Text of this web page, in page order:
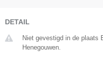
DETAIL
Niet gevestigd in de plaats
Henegouwen.